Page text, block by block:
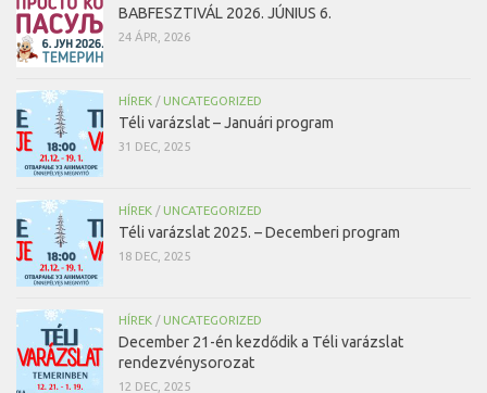
BABFESZTIVÁL 2026. JÚNIUS 6.
24 ÁPR, 2026
HÍREK / UNCATEGORIZED
Téli varázslat – Januári program
31 DEC, 2025
HÍREK / UNCATEGORIZED
Téli varázslat 2025. – Decemberi program
18 DEC, 2025
HÍREK / UNCATEGORIZED
December 21-én kezdődik a Téli varázslat
rendezvénysorozat
12 DEC, 2025